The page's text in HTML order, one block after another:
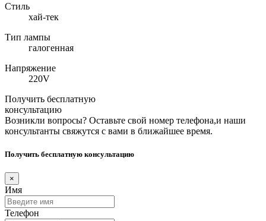
Стиль
хай-тек
Тип лампы
галогенная
Напряжение
220V
Получить бесплатную
консультацию
Возникли вопросы? Оставьте свой номер телефона,и наши
консультанты свяжутся с вами в ближайшее время.
Получить бесплатную консультацию
×
Имя
Телефон